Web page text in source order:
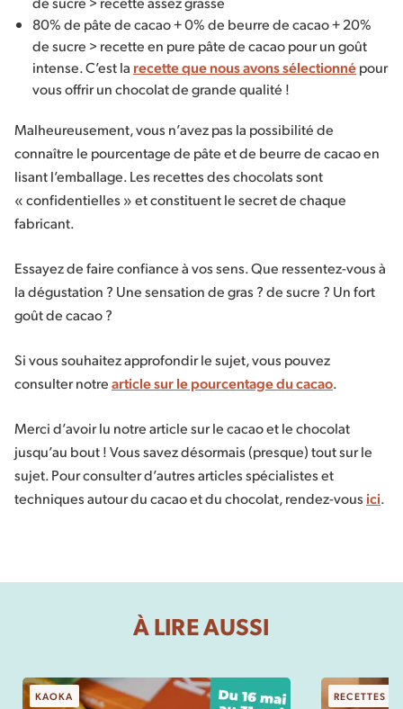
80% de pâte de cacao + 0% de beurre de cacao + 20%
de sucre > recette en pure pâte de cacao pour un goût
intense. C’est la recette que nous avons sélectionnépour
vous offrir un chocolat de grande qualité !
Malheureusement, vous n’avez pas la possibilité de
connaître le pourcentage de pâte et de beurre de cacao en
lisant l’emballage. Les recettes des chocolats sont
« confidentielles » et constituent le secret de chaque
fabricant.
Essayez de faire confiance à vos sens. Que ressentez-vous à
la dégustation ? Une sensation de gras ? de sucre ? Un fort
goût de cacao ?
Si vous souhaitez approfondir le sujet, vous pouvez
consulter notrearticle sur le pourcentage du cacao.
Merci d’avoir lu notre article sur le cacao et le chocolat
jusqu’au bout ! Vous savez désormais (presque) tout sur le
sujet. Pour consulter d’autres articles spécialistes et
techniques autour du cacao et du chocolat, rendez-vous ici.
À LIRE AUSSI
KAOKA RECETTES